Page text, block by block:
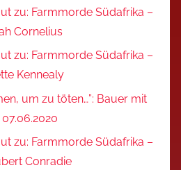
zu: Farmmorde Südafrika –
Cornelius
zu: Farmmorde Südafrika –
Kennealy
um zu töten…”: Bauer mit
zu: Farmmorde Südafrika –
Conradie